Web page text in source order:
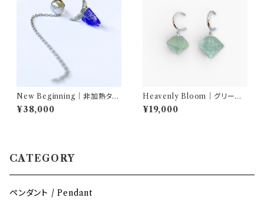
New Beginning｜非加熱タン
ザナイト ムーンピアス（Silver9
25）｜AQUARYLIS
¥38,000
Heavenly Bloom｜グリーン
フローライト フープピアス（シル
バーメッキ）｜AQUARYLIS
¥19,000
CATEGORY
ペンダント / Pendant